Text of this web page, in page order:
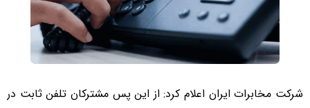
شرکت مخابرات ایران اعلام کرد: از این پس مشترکان تلفن ثابت در